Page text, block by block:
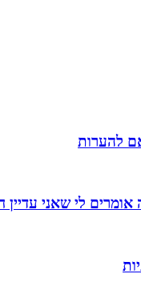
להערות
לי שאני עדיין